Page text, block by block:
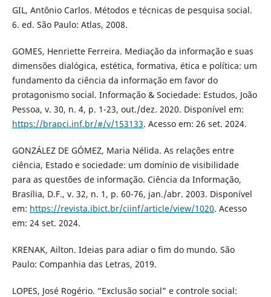
GIL, Antônio Carlos. Métodos e técnicas de pesquisa social.
6. ed. São Paulo: Atlas, 2008.
GOMES, Henriette Ferreira. Mediação da informação e suas
dimensões dialógica, estética, formativa, ética e política: um
fundamento da ciência da informação em favor do
protagonismo social. Informação & Sociedade: Estudos, João
Pessoa, v. 30, n. 4, p. 1-23, out./dez. 2020. Disponível em:
https://brapci.inf.br/#/v/153133. Acesso em: 26 set. 2024.
GONZÁLEZ DE GÓMEZ, Maria Nélida. As relações entre
ciência, Estado e sociedade: um domínio de visibilidade
para as questões de informação. Ciência da Informação,
Brasília, D.F., v. 32, n. 1, p. 60-76, jan./abr. 2003. Disponível
em: https://revista.ibict.br/ciinf/article/view/1020. Acesso
em: 24 set. 2024.
KRENAK, Ailton. Ideias para adiar o fim do mundo. São
Paulo: Companhia das Letras, 2019.
LOPES, José Rogério. “Exclusão social” e controle social: